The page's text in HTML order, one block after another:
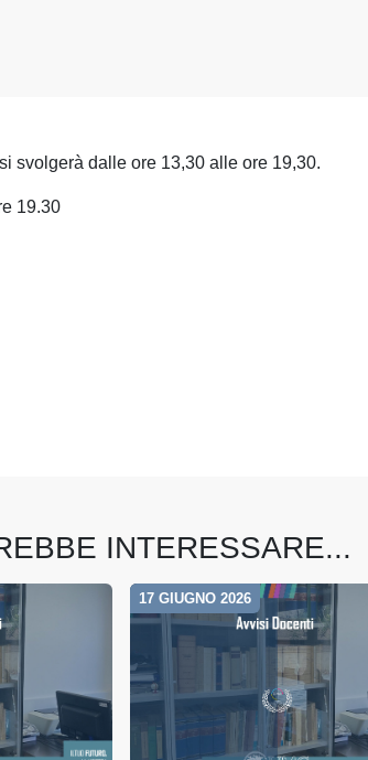
svolgerà dalle ore 13,30 alle ore 19,30.
19.30
INTERESSARE...
17 GIUGNO 2026